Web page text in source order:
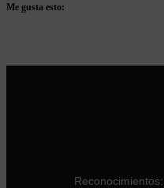
Me gusta esto:
Reconocimientos: